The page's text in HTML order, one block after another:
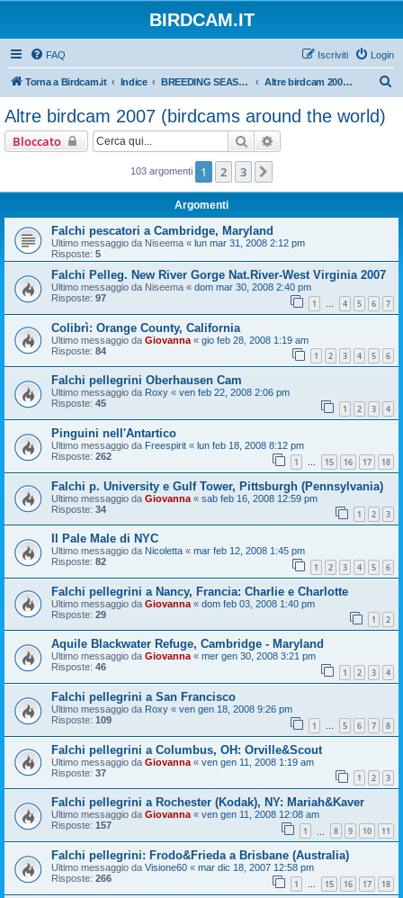
BIRDCAM.IT
FAQ Login
Iscriviti
Torna a Birdcam.it Indice BREEDING SEASONS 2007-2008 Altre birdcam 2007 (birdcams around the world)
Altre birdcam 2007 (birdcams around the world)
Bloccato Cerca
103 argomenti 1 2 3
Argomenti
Falchi pescatori a Cambridge, Maryland
Ultimo messaggio da Niseema « lun mar 31, 2008 2:12 pm
Risposte: 5
Falchi Pelleg. New River Gorge Nat.River-West Virginia 2007
Ultimo messaggio da Niseema « dom mar 30, 2008 2:40 pm
Risposte: 97 1 … 4 5 6 7
Colibrì: Orange County, California
Ultimo messaggio da Giovanna « gio feb 28, 2008 1:19 am
Risposte: 84 1 2 3 4 5 6
Falchi pellegrini Oberhausen Cam
Ultimo messaggio da Roxy « ven feb 22, 2008 2:06 pm
Risposte: 45 1 2 3 4
Pinguini nell'Antartico
Ultimo messaggio da Freespirit « lun feb 18, 2008 8:12 pm
Risposte: 262 1 … 15 16 17 18
Falchi p. University e Gulf Tower, Pittsburgh (Pennsylvania)
Ultimo messaggio da Giovanna « sab feb 16, 2008 12:59 pm
Risposte: 34 1 2 3
Il Pale Male di NYC
Ultimo messaggio da Nicoletta « mar feb 12, 2008 1:45 pm
Risposte: 82 1 2 3 4 5 6
Falchi pellegrini a Nancy, Francia: Charlie e Charlotte
Ultimo messaggio da Giovanna « dom feb 03, 2008 1:40 pm
Risposte: 29 1 2
Aquile Blackwater Refuge, Cambridge - Maryland
Ultimo messaggio da Giovanna« mer gen 30, 2008 3:21 pm
Risposte: 46 1 2 3 4
Falchi pellegrini a San Francisco
Ultimo messaggio da Roxy « ven gen 18, 2008 9:26 pm
Risposte: 109 1 … 5 6 7 8
Falchi pellegrini a Columbus, OH: Orville&Scout
Ultimo messaggio da Giovanna « ven gen 11, 2008 1:19 am
Risposte: 37 1 2 3
Falchi pellegrini a Rochester (Kodak), NY: Mariah&Kaver
Ultimo messaggio da Giovanna« ven gen 11, 2008 12:08 am
Risposte: 157 1 8 9 10 11
Falchi pellegrini: Frodo&Frieda a Brisbane (Australia)
Ultimo messaggio da Visione60 « mar dic 18, 2007 12:58 pm
Risposte: 266 1 … 15 16 17 18